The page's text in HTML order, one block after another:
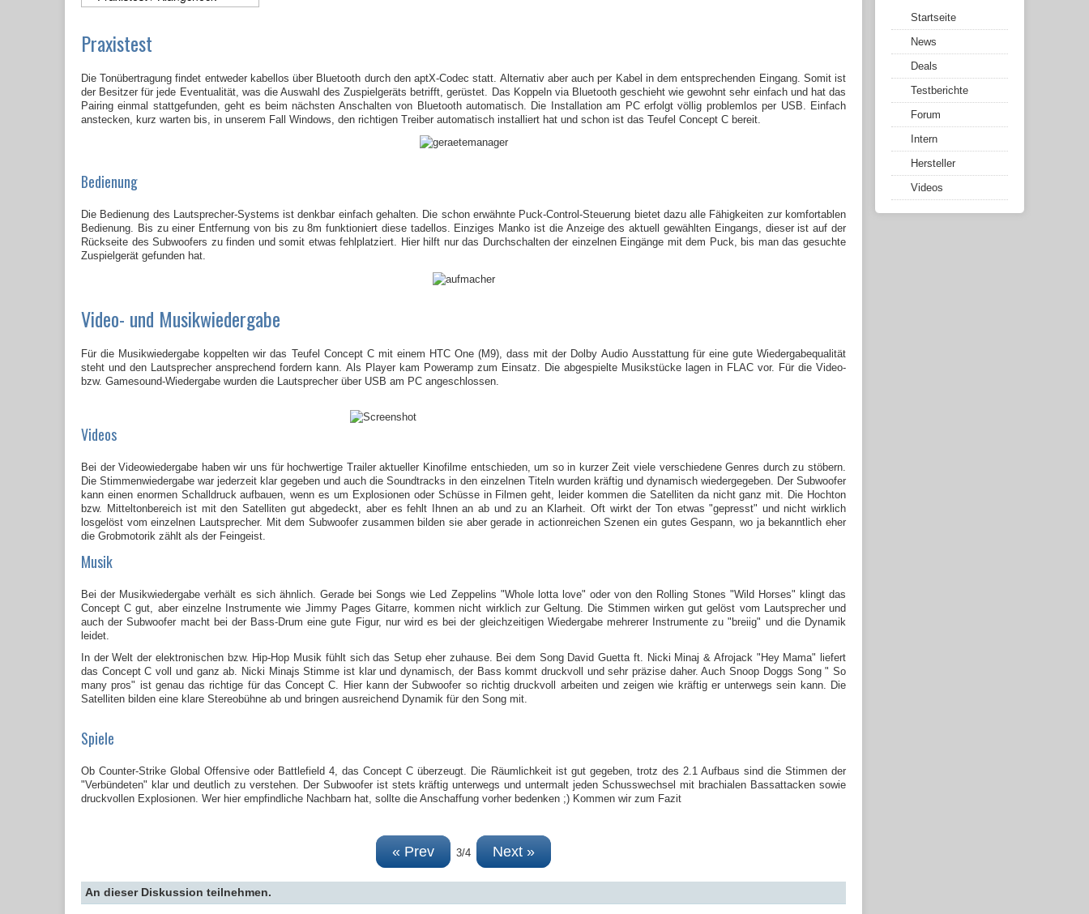
Praxistest
Die Tonübertragung findet entweder kabellos über Bluetooth durch den aptX-Codec statt. Alternativ aber auch per Kabel in dem entsprechenden Eingang. Somit ist
der Besitzer für jede Eventualität, was die Auswahl des Zuspielgeräts betrifft, gerüstet. Das Koppeln via Bluetooth geschieht wie gewohnt sehr einfach und hat das
Pairing einmal stattgefunden, geht es beim nächsten Anschalten von Bluetooth automatisch. Die Installation am PC erfolgt völlig problemlos per USB. Einfach
anstecken, kurz warten bis, in unserem Fall Windows, den richtigen Treiber automatisch installiert hat und schon ist das Teufel Concept C bereit.
Bedienung
Die Bedienung des Lautsprecher-Systems ist denkbar einfach gehalten. Die schon erwähnte Puck-Control-Steuerung bietet dazu alle Fähigkeiten zur komfortablen
Bedienung. Bis zu einer Entfernung von bis zu 8m funktioniert diese tadellos. Einziges Manko ist die Anzeige des aktuell gewählten Eingangs, dieser ist auf der
Rückseite des Subwoofers zu finden und somit etwas fehlplatziert. Hier hilft nur das Durchschalten der einzelnen Eingänge mit dem Puck, bis man das gesuchte
Zuspielgerät gefunden hat.
Video- und Musikwiedergabe
Für die Musikwiedergabe koppelten wir das Teufel Concept C mit einem HTC One (M9), dass mit der Dolby Audio Ausstattung für eine gute Wiedergabequalität
steht und den Lautsprecher ansprechend fordern kann. Als Player kam Poweramp zum Einsatz. Die abgespielte Musikstücke lagen in FLAC vor. Für die Video-
bzw. Gamesound-Wiedergabe wurden die Lautsprecher über USB am PC angeschlossen.
Videos
Bei der Videowiedergabe haben wir uns für hochwertige Trailer aktueller Kinofilme entschieden, um so in kurzer Zeit viele verschiedene Genres durch zu stöbern.
Die Stimmenwiedergabe war jederzeit klar gegeben und auch die Soundtracks in den einzelnen Titeln wurden kräftig und dynamisch wiedergegeben. Der Subwoofer
kann einen enormen Schalldruck aufbauen, wenn es um Explosionen oder Schüsse in Filmen geht, leider kommen die Satelliten da nicht ganz mit. Die Hochton
bzw. Mitteltonbereich ist mit den Satelliten gut abgedeckt, aber es fehlt Ihnen an ab und zu an Klarheit. Oft wirkt der Ton etwas "gepresst" und nicht wirklich
losgelöst vom einzelnen Lautsprecher. Mit dem Subwoofer zusammen bilden sie aber gerade in actionreichen Szenen ein gutes Gespann, wo ja bekanntlich eher
die Grobmotorik zählt als der Feingeist.
Musik
Bei der Musikwiedergabe verhält es sich ähnlich. Gerade bei Songs wie Led Zeppelins "Whole lotta love" oder von den Rolling Stones "Wild Horses" klingt das
Concept C gut, aber einzelne Instrumente wie Jimmy Pages Gitarre, kommen nicht wirklich zur Geltung. Die Stimmen wirken gut gelöst vom Lautsprecher und
auch der Subwoofer macht bei der Bass-Drum eine gute Figur, nur wird es bei der gleichzeitigen Wiedergabe mehrerer Instrumente zu "breiig" und die Dynamik
leidet.
In der Welt der elektronischen bzw. Hip-Hop Musik fühlt sich das Setup eher zuhause. Bei dem Song David Guetta ft. Nicki Minaj & Afrojack "Hey Mama" liefert
das Concept C voll und ganz ab. Nicki Minajs Stimme ist klar und dynamisch, der Bass kommt druckvoll und sehr präzise daher. Auch Snoop Doggs Song " So
many pros" ist genau das richtige für das Concept C. Hier kann der Subwoofer so richtig druckvoll arbeiten und zeigen wie kräftig er unterwegs sein kann. Die
Satelliten bilden eine klare Stereobühne ab und bringen ausreichend Dynamik für den Song mit.
Spiele
Ob Counter-Strike Global Offensive oder Battlefield 4, das Concept C überzeugt. Die Räumlichkeit ist gut gegeben, trotz des 2.1 Aufbaus sind die Stimmen der
"Verbündeten" klar und deutlich zu verstehen. Der Subwoofer ist stets kräftig unterwegs und untermalt jeden Schusswechsel mit brachialen Bassattacken sowie
druckvollen Explosionen. Wer hier empfindliche Nachbarn hat, sollte die Anschaffung vorher bedenken ;) Kommen wir zum Fazit
« Prev 3/4 Next »
An dieser Diskussion teilnehmen.
Startseite
News
Deals
Testberichte
Forum
Intern
Hersteller
Videos